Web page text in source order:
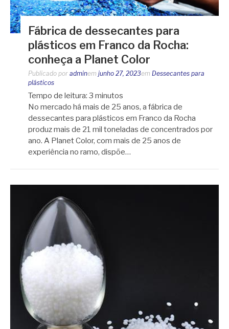
Fábrica de dessecantes para
plásticos em Franco da Rocha:
conheça a Planet Color
Publicado por adminem junho 27, 2023em Dessecantes para
plásticos
Tempo de leitura: 3 minutos
No mercado há mais de 25 anos, a fábrica de
dessecantes para plásticos em Franco da Rocha
produz mais de 21 mil toneladas de concentrados por
ano. A Planet Color, com mais de 25 anos de
experiência no ramo, dispõe…